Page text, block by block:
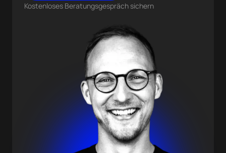
Kostenloses Beratungsgespräch sichern